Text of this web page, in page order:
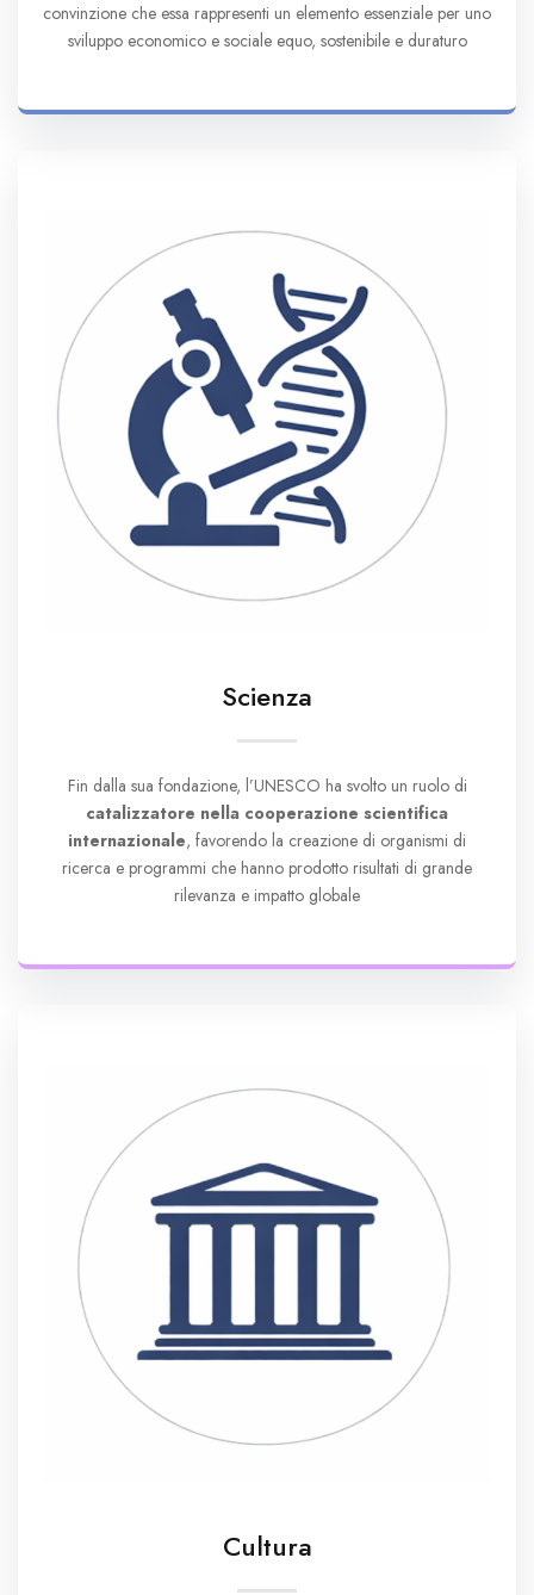
convinzione che essa rappresenti un elemento essenziale per uno
sviluppo economico e sociale equo, sostenibile e duraturo
Scienza
Fin dalla sua fondazione, l’UNESCO ha svolto un ruolo di
catalizzatore nella cooperazione scientifica
internazionale, favorendo la creazione di organismi di
ricerca e programmi che hanno prodotto risultati di grande
rilevanza e impatto globale
Cultura